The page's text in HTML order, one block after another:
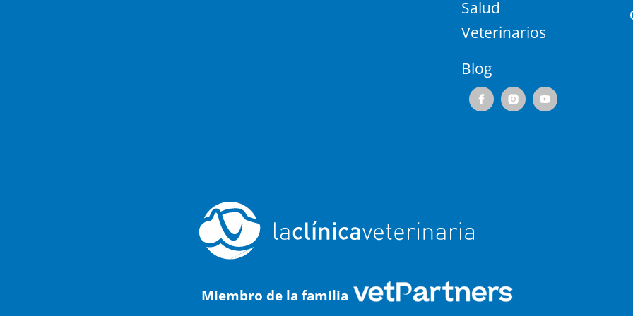
Salud
Veterinarios
Blog
Miembro de la familia